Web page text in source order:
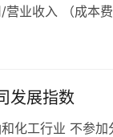
营业收入 （成本
发展指数
化工行业 不参